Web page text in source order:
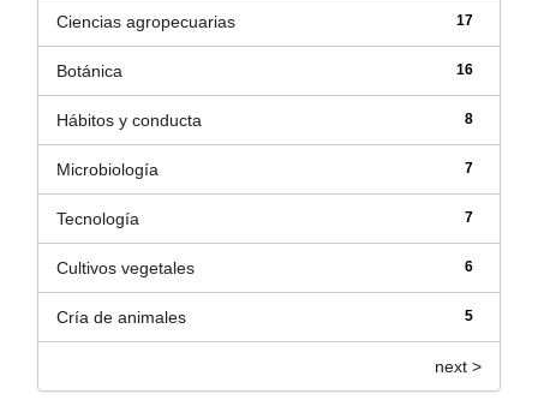
17
Ciencias agropecuarias
16
Botánica
8
Hábitos y conducta
7
Microbiología
7
Tecnología
6
Cultivos vegetales
5
Cría de animales
next >